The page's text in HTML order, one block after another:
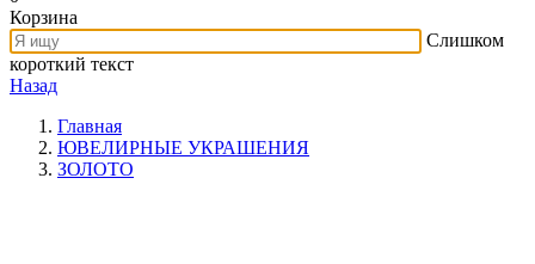
Корзина
Слишком
короткий текст
Назад
Главная
ЮВЕЛИРНЫЕ УКРАШЕНИЯ
ЗОЛОТО